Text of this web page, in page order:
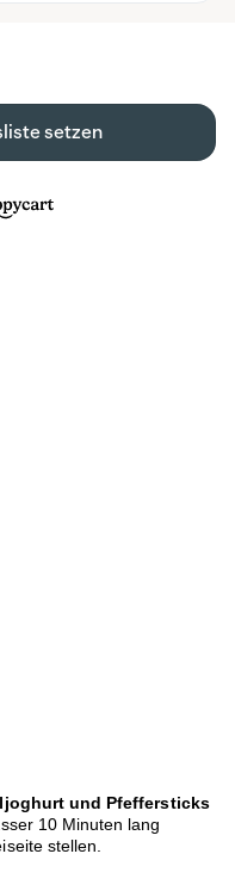
und Pfeffersticks
10 Minuten lang
stellen.